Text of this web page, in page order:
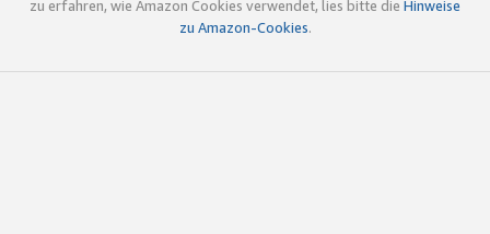
zu erfahren, wie Amazon Cookies verwendet, lies bitte die Hinweise
zu Amazon-Cookies.